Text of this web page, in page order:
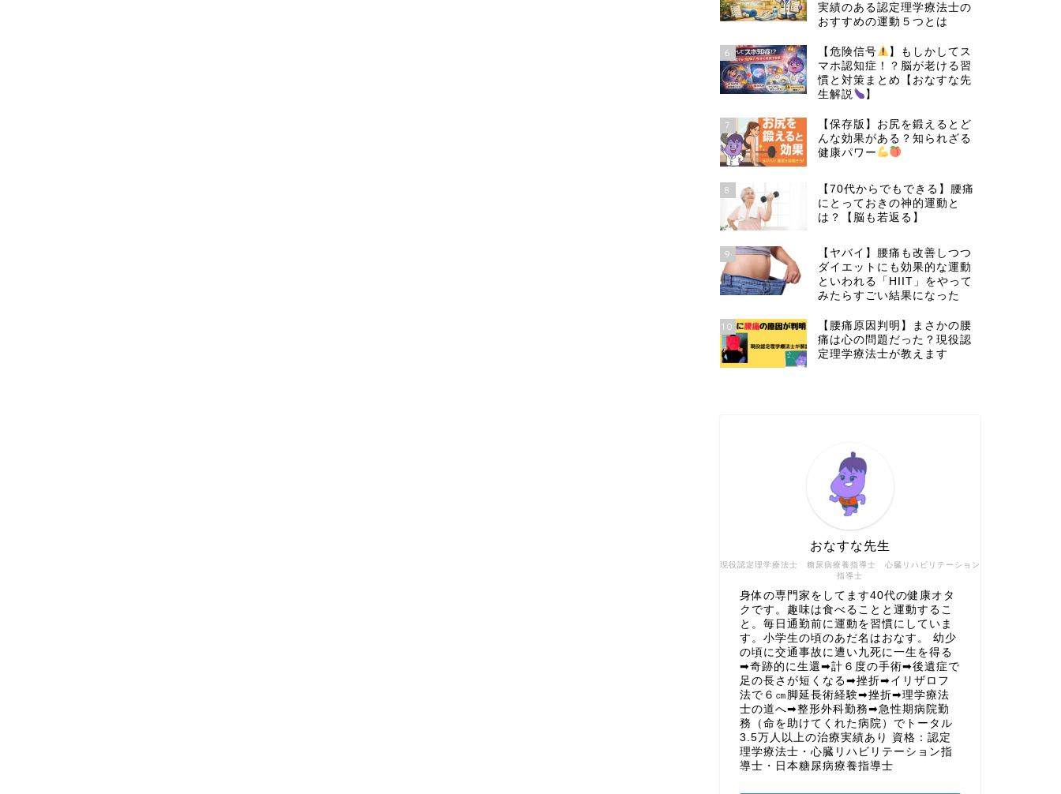
実績のある認定理学療法士の
おすすめの運動５つとは
6 【危険信号
】もしかしてス
マホ認知症！？脳が老ける習
慣と対策まとめ【おなすな先
生解説
】
7
【保存版】お尻を鍛えるとど
んな効果がある？知られざる
健康パワー
8
【70代からでもできる】腰痛
にとっておきの神的運動と
は？【脳も若返る】
9
【ヤバイ】腰痛も改善しつつ
ダイエットにも効果的な運動
といわれる「HIIT」をやって
みたらすごい結果になった
10
【腰痛原因判明】まさかの腰
痛は心の問題だった？現役認
定理学療法士が教えます
現役認定理学療法士 糖尿病療養指導士 心臓リハビリテーション
指導士
おなすな先生
身体の専門家をしてます40代の健康オタ
クです。趣味は食べることと運動するこ
と。毎日通勤前に運動を習慣にしていま
す。小学生の頃のあだ名はおなす。 幼少
の頃に交通事故に遭い九死に一生を得る
➡奇跡的に生還➡計６度の手術➡後遺症で
足の長さが短くなる➡挫折➡イリザロフ
法で６㎝脚延長術経験➡挫折➡理学療法
士の道へ➡整形外科勤務➡急性期病院勤
務（命を助けてくれた病院）でトータル
3.5万人以上の治療実績あり 資格：認定
理学療法士・心臓リハビリテーション指
導士・日本糖尿病療養指導士